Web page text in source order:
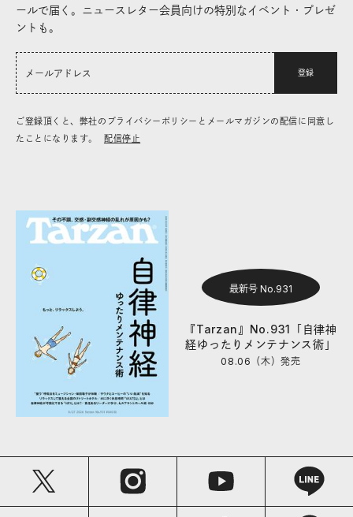
ールで届く。ニュースレター会員向けの特別なイベント・プレゼ
ントも。
登録
ご登録頂くと、弊社のプライバシーポリシーとメールマガジンの配信に同意し
たことになります。
配信停止
最新号 No.931
『Tarzan』No.931「自律神
経ゆったりメンテナンス術」
08.06（木）発売